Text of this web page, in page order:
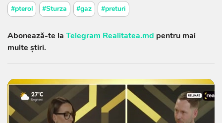
#pterol #Sturza #gaz #preturi
Abonează-te la Telegram Realitatea.md pentru mai
multe știri.